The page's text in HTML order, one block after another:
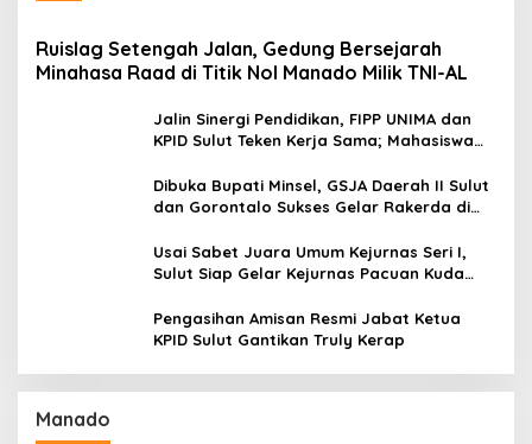
Ruislag Setengah Jalan, Gedung Bersejarah
Minahasa Raad di Titik Nol Manado Milik TNI-AL
Jalin Sinergi Pendidikan, FIPP UNIMA dan
KPID Sulut Teken Kerja Sama; Mahasiswa
Penyiaran
Dibuka Bupati Minsel, GSJA Daerah II Sulut
dan Gorontalo Sukses Gelar Rakerda di
Usai Sabet Juara Umum Kejurnas Seri I,
Sulut Siap Gelar Kejurnas Pacuan Kuda
Pengasihan Amisan Resmi Jabat Ketua
KPID Sulut Gantikan Truly Kerap
Manado